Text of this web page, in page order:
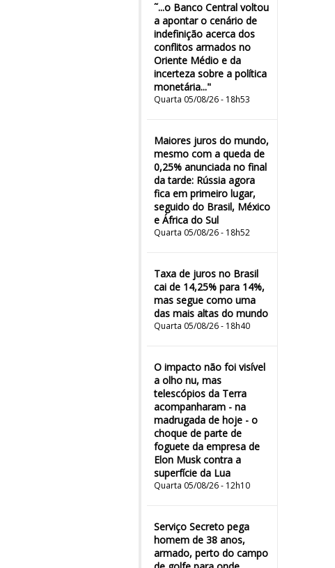
˜...o Banco Central voltou
a apontar o cenário de
indefinição acerca dos
conflitos armados no
Oriente Médio e da
incerteza sobre a política
monetária..."
Quarta 05/08/26 - 18h53
Maiores juros do mundo,
mesmo com a queda de
0,25% anunciada no final
da tarde: Rússia agora
fica em primeiro lugar,
seguido do Brasil, México
e África do Sul
Quarta 05/08/26 - 18h52
Taxa de juros no Brasil
cai de 14,25% para 14%,
mas segue como uma
das mais altas do mundo
Quarta 05/08/26 - 18h40
O impacto não foi visível
a olho nu, mas
telescópios da Terra
acompanharam - na
madrugada de hoje - o
choque de parte de
foguete da empresa de
Elon Musk contra a
superfície da Lua
Quarta 05/08/26 - 12h10
Serviço Secreto pega
homem de 38 anos,
armado, perto do campo